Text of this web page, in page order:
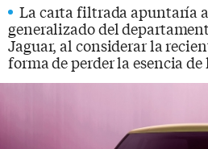
La carta filtrada apuntaría
generalizado del
Jaguar, al considerar la
forma de perder la esencia de